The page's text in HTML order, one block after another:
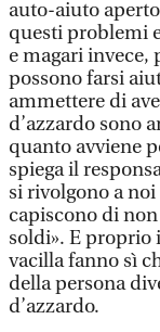
auto-aiuto
questi problemi
e magari
possono farsi
ammettere di
d’azzardo sono
quanto avviene
spiega il
si rivolgono a
capiscono di
soldi». E proprio
vacilla fanno sì
della persona
d’azzardo.